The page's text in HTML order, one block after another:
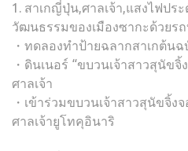
1. สาเกญี่ปุ่น,ศาลเจ้า,แสงไฟปร
วัฒนธรรมของเมืองซากะด้วยร
・ทดลองทำป้ายฉลากสาเกต้น
・ดินเนอร์ “ขบวนเจ้าสาวสุนัข
ศาลเจ้า
・เข้าร่วมขบวนเจ้าสาวสุนัขจิ้ง
ศาลเจ้ายูโทคุอินาริ